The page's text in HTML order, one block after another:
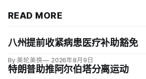
READ MORE
八州提前收紧病患医疗补助豁免
By 美轮美换 2026年8月9日
特朗普助推阿尔伯塔分离运动